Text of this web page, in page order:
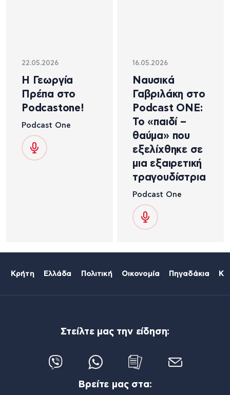
22.05.2026
Η Γεωργία
Πρέπα στο
Podcastone!
Podcast One
16.05.2026
Ναυσικά
Γαβριλάκη στο
Podcast ONE:
Το «παιδί –
θαύμα» που
εξελίχθηκε σε
μια εξαιρετική
τραγουδίστρια
Podcast One
Κρήτη Ελλάδα Πολιτική Οικονομία Πηγαδάκια
Στείλτε μας την είδηση:
Βρείτε μας στα: